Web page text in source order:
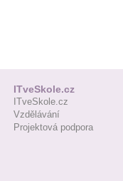
ITveSkole.cz
ITveSkole.cz
Vzdělávání
Projektová podpora